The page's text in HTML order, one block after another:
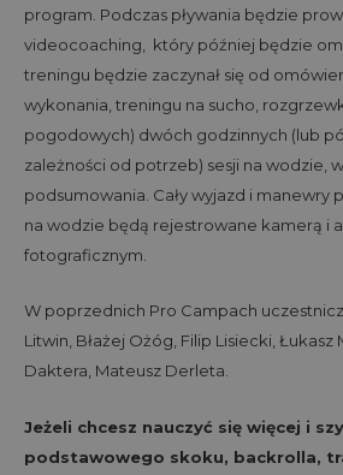
program. Podczas pływania będzie
videocoaching, który później będzie
treningu będzie zaczynał się od
wykonania, treningu na sucho,
pogodowych) dwóch godzinnych (lub
zależności od potrzeb) sesji na wodzie,
podsumowania. Cały wyjazd i manewry
na wodzie będą rejestrowane kamerą i
fotograficznym.
W poprzednich Pro Campach
Litwin, Błażej Ożóg, Filip Lisiecki,
Daktera, Mateusz Derleta.
Jeżeli chcesz nauczyć się więcej i
podstawowego skoku, backrolla,